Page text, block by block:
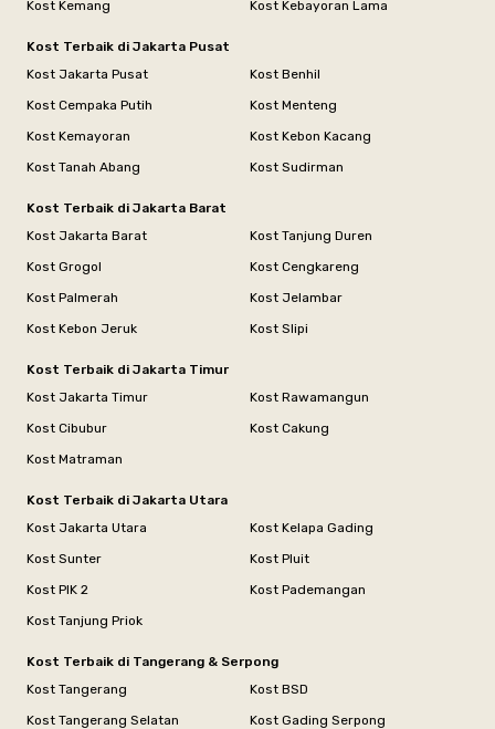
Kost Kemang
Kost Kebayoran Lama
Kost Terbaik di Jakarta Pusat
Kost Jakarta Pusat
Kost Benhil
Kost Cempaka Putih
Kost Menteng
Kost Kemayoran
Kost Kebon Kacang
Kost Tanah Abang
Kost Sudirman
Kost Terbaik di Jakarta Barat
Kost Jakarta Barat
Kost Tanjung Duren
Kost Grogol
Kost Cengkareng
Kost Palmerah
Kost Jelambar
Kost Kebon Jeruk
Kost Slipi
Kost Terbaik di Jakarta Timur
Kost Jakarta Timur
Kost Rawamangun
Kost Cibubur
Kost Cakung
Kost Matraman
Kost Terbaik di Jakarta Utara
Kost Jakarta Utara
Kost Kelapa Gading
Kost Sunter
Kost Pluit
Kost PIK 2
Kost Pademangan
Kost Tanjung Priok
Kost Terbaik di Tangerang & Serpong
Kost Tangerang
Kost BSD
Kost Tangerang Selatan
Kost Gading Serpong